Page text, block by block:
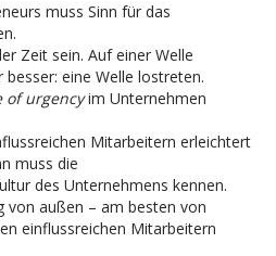
muss Sinn für das
Zeit sein. Auf einer Welle
eine Welle lostreten.
of urgencyim Unternehmen
Mitarbeitern erleichtert
muss die
des Unternehmens kennen.
von außen – am besten von
einflussreichen Mitarbeitern